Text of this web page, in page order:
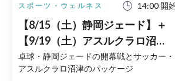
スポーツ・ウェルネス 14:00 開
【8/15（土）静岡ジェード】＋
【9/19（土）アスルクラロ沼
津】
卓球・静岡ジェードの開幕戦とサッカー・
アスルクラロ沼津のパッケージ